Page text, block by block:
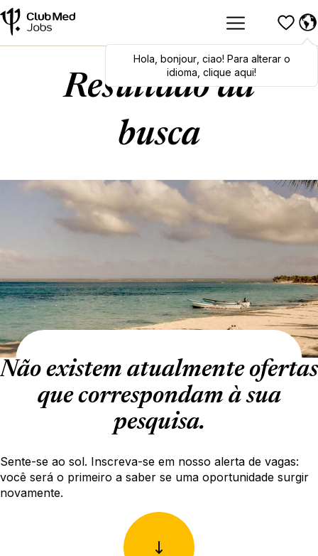
Hola,bonjour,ciao! To switch
languages, click here!
Hola bonjour, ciao! Para alterar o
idioma, clique aqui!
Resultado da
busca
Não existem atualmente ofertas
que correspondam à sua
pesquisa.
Sente-se ao sol. Inscreva-se em nosso alerta de vagas:
você será o primeiro a saber se uma oportunidade surgir
novamente.